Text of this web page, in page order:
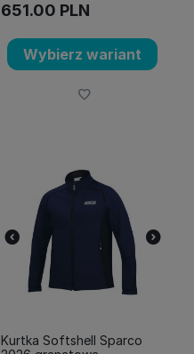
651.00 PLN
Wybierz wariant
Kurtka Softshell Sparco